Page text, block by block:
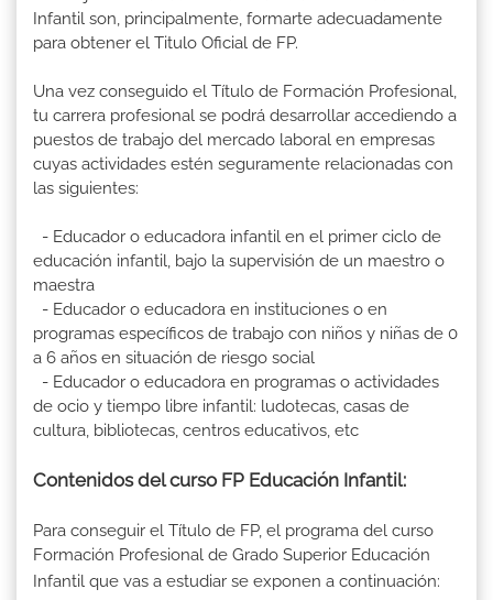
Infantil son, principalmente, formarte adecuadamente
para obtener el Titulo Oficial de FP.
Una vez conseguido el Título de Formación Profesional,
tu carrera profesional se podrá desarrollar accediendo a
puestos de trabajo del mercado laboral en empresas
cuyas actividades estén seguramente relacionadas con
las siguientes:
- Educador o educadora infantil en el primer ciclo de
educación infantil, bajo la supervisión de un maestro o
maestra
- Educador o educadora en instituciones o en
programas específicos de trabajo con niños y niñas de 0
a 6 años en situación de riesgo social
- Educador o educadora en programas o actividades
de ocio y tiempo libre infantil: ludotecas, casas de
cultura, bibliotecas, centros educativos, etc
Contenidos del curso FP Educación Infantil:
Para conseguir el Título de FP, el programa del curso
Formación Profesional de Grado Superior Educación
Infantil que vas a estudiar se exponen a continuación: